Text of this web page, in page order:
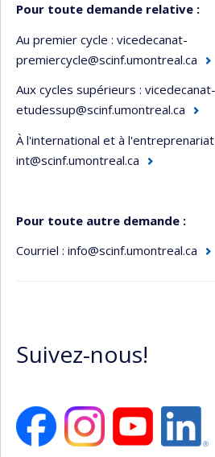
Pour toute demande relative :
Au premier cycle : vicedecanat-
premiercycle@scinf.umontreal.ca
Aux cycles supérieurs : vicedecanat-
etudessup@scinf.umontreal.ca
À l'international et à l'entreprenariat
int@scinf.umontreal.ca
Pour toute autre demande :
Courriel : info@scinf.umontreal.ca
Suivez-nous!